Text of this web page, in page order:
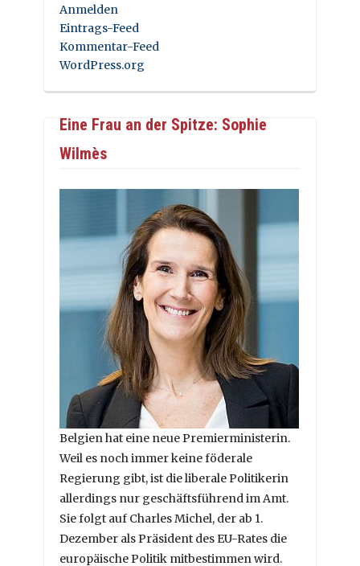
Anmelden
Eintrags-Feed
Kommentar-Feed
WordPress.org
Eine Frau an der Spitze: Sophie
Wilmès
Belgien hat eine neue Premierministerin.
Weil es noch immer keine föderale
Regierung gibt, ist die liberale Politikerin
allerdings nur geschäftsführend im Amt.
Sie folgt auf Charles Michel, der ab 1.
Dezember als Präsident des EU-Rates die
europäische Politik mitbestimmen wird.